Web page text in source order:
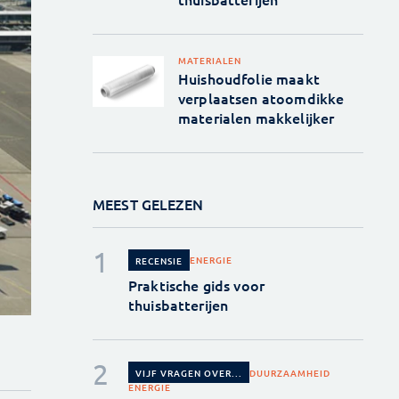
MATERIALEN
Huishoudfolie maakt
verplaatsen atoomdikke
materialen makkelijker
MEEST GELEZEN
RECENSIE ENERGIE
Praktische gids voor
thuisbatterijen
VIJF VRAGEN OVER...
DUURZAAMHEID
ENERGIE